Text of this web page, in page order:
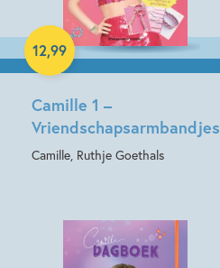
Camille 1 –
Vriendschapsarmbandjes
Camille, Ruthje Goethals
12,99
Paperback